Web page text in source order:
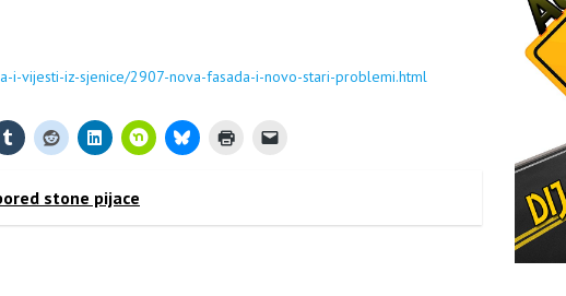
i-vijesti-iz-sjenice/2907-nova-fasada-i-novo-stari-problemi.html
stone pijace